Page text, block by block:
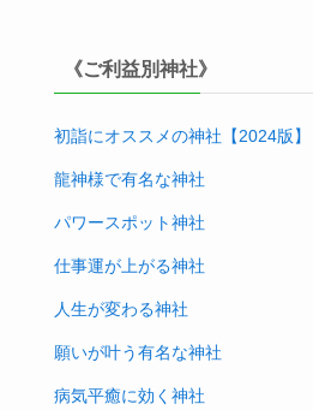
《ご利益別神社》
初詣にオススメの神社【2024版】
龍神様で有名な神社
パワースポット神社
仕事運が上がる神社
人生が変わる神社
願いが叶う有名な神社
病気平癒に効く神社